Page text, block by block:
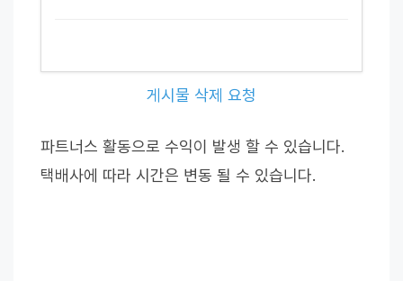
게시물 삭제 요청
파트너스 활동으로 수익이 발생 할 수 있습니다.
택배사에 따라 시간은 변동 될 수 있습니다.